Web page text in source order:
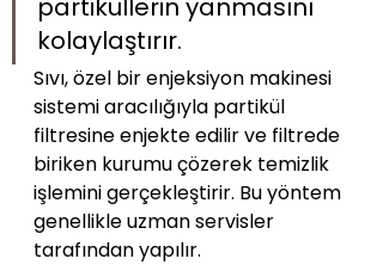
partiküllerin yanmasını
kolaylaştırır.
Sıvı, özel bir enjeksiyon makinesi
sistemi aracılığıyla partikül
filtresine enjekte edilir ve filtrede
biriken kurumu çözerek temizlik
işlemini gerçekleştirir. Bu yöntem
genellikle uzman servisler
tarafından yapılır.